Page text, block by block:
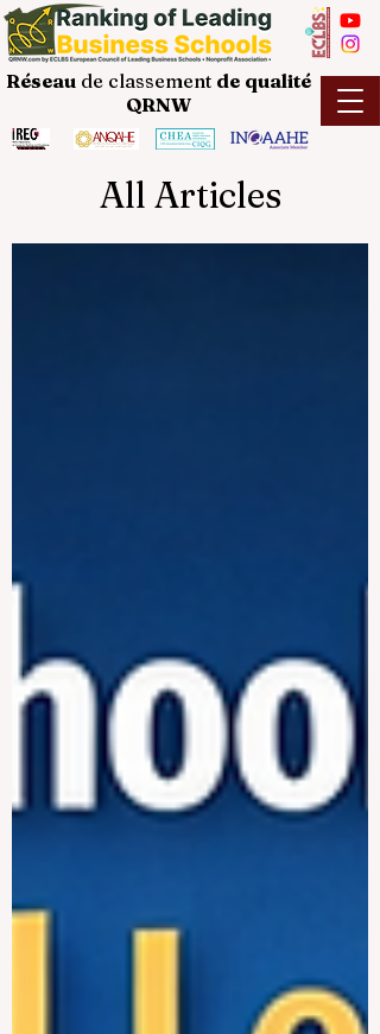
Réseau de classement de qualité
QRNW
All Articles